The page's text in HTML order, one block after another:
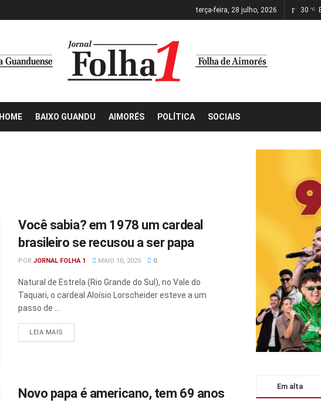
terça-feira, 28 julho, 2026 30 °C
HOME BAIXO GUANDU AIMORÉS POLÍTICA SOCIAIS
Você sabia? em 1978 um cardeal
brasileiro se recusou a ser papa
POR JORNAL FOLHA 1 MAIO 10, 2025 0
Natural de Estrela (Rio Grande do Sul), no Vale do
Taquari, o cardeal Aloísio Lorscheider esteve a um
passo de ...
LEIA MAIS
Novo papa é americano, tem 69 anos
Em alta